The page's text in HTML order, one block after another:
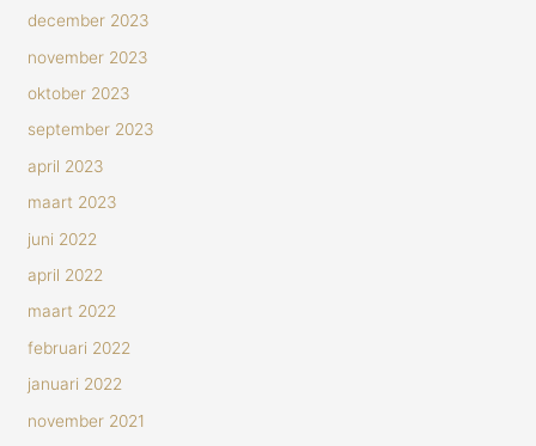
december 2023
november 2023
oktober 2023
september 2023
april 2023
maart 2023
juni 2022
april 2022
maart 2022
februari 2022
januari 2022
november 2021